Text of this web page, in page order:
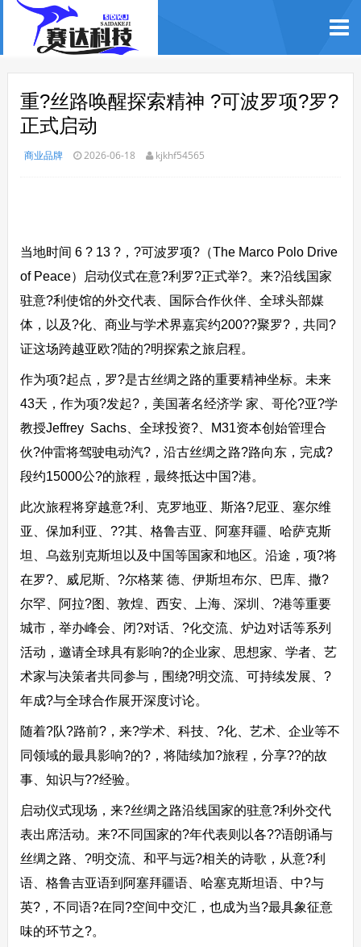
重?丝路唤醒探索精神 ?可波罗项?罗?
正式启动
商业品牌 2026-06-18 kjkhf54565
当地时间 6 ? 13 ?，?可波罗项?（The Marco Polo Drive
of Peace）启动仪式在意?利罗?正式举?。来?沿线国家
驻意?利使馆的外交代表、国际合作伙伴、全球头部媒
体，以及?化、商业与学术界嘉宾约200??聚罗?，共同?
证这场跨越亚欧?陆的?明探索之旅启程。
作为项?起点，罗?是古丝绸之路的重要精神坐标。未来
43天，作为项?发起?，美国著名经济学 家、哥伦?亚?学
教授Jeffrey Sachs、全球投资?、M31资本创始管理合
伙?仲雷将驾驶电动汽?，沿古丝绸之路?路向东，完成?
段约15000公?的旅程，最终抵达中国?港。
此次旅程将穿越意?利、克罗地亚、斯洛?尼亚、塞尔维
亚、保加利亚、??其、格鲁吉亚、阿塞拜疆、哈萨克斯
坦、乌兹别克斯坦以及中国等国家和地区。沿途，项?将
在罗?、威尼斯、?尔格莱 德、伊斯坦布尔、巴库、撒?
尔罕、阿拉?图、敦煌、西安、上海、深圳、?港等重要
城市，举办峰会、闭?对话、?化交流、炉边对话等系列
活动，邀请全球具有影响?的企业家、思想家、学者、艺
术家与决策者共同参与，围绕?明交流、可持续发展、?
年成?与全球合作展开深度讨论。
随着?队?路前?，来?学术、科技、?化、艺术、企业等不
同领域的最具影响?的?，将陆续加?旅程，分享??的故
事、知识与??经验。
启动仪式现场，来?丝绸之路沿线国家的驻意?利外交代
表出席活动。来?不同国家的?年代表则以各??语朗诵与
丝绸之路、?明交流、和平与远?相关的诗歌，从意?利
语、格鲁吉亚语到阿塞拜疆语、哈塞克斯坦语、中?与
英?，不同语?在同?空间中交汇，也成为当?最具象征意
味的环节之?。